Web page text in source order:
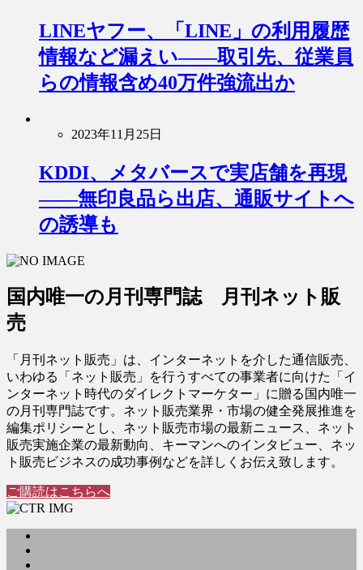
LINEヤフー、「LINE」の利用履歴
情報など漏えい――取引先、従業員
らの情報含め40万件強流出か
2023年11月25日
KDDI、メタバースで実店舗を再現
――無印良品ら出店、通販サイトへ
の誘導も
国内唯一の月刊専門誌 月刊ネット販
売
「月刊ネット販売」は、インターネットを介した通信販売、
いわゆる「ネット販売」を行うすべての事業者に向けた「イ
ンターネット時代のダイレクトマーケター」に贈る国内唯一
の月刊専門誌です。ネット販売業界・市場の健全発展推進を
編集ポリシーとし、ネット販売市場の最新ニュース、ネット
販売実施企業の最新動向、キーマンへのインタビュー、ネッ
ト販売ビジネスの成功事例などを詳しくお伝え致します。
ご購読はこちらへ